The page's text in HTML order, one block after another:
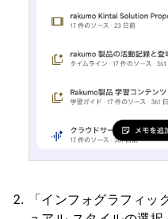
「インフォグラフィ